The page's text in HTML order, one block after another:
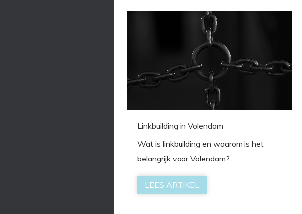
Linkbuilding in Volendam
Wat is linkbuilding en waarom is het
belangrijk voor Volendam?...
LEES ARTIKEL